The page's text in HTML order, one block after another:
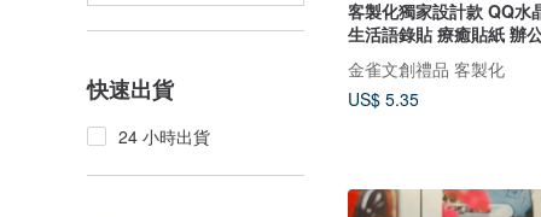
快速出貨
24 小時出貨
客製化獨家設計款 QQ水
生活語錄貼 療癒貼紙 辦
金雀文創禮品 客製化
US$ 5.35